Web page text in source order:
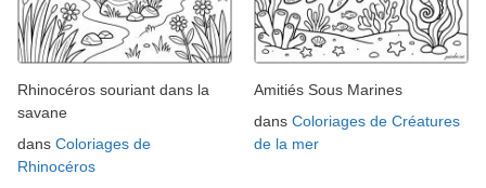
Rhinocéros souriant dans la
savane
dans Coloriages de
Rhinocéros
Amitiés Sous Marines
dans Coloriages de Créatures
de la mer